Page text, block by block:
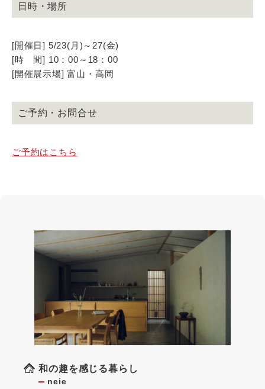
日時・場所
[開催日] 5/23(月)～27(金)
[時 間] 10：00～18：00
[開催展示場] 富山・高岡
ご予約・お問合せ
ご予約はこちら
和の趣を感じる暮らし
neie